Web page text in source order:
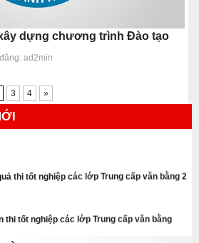
dựng chương trình Đào tạo
ad2min
3 4 »
thi tốt nghiệp các lớp Trung cấp văn bằng 2
thi tốt nghiệp các lớp Trung cấp văn bằng